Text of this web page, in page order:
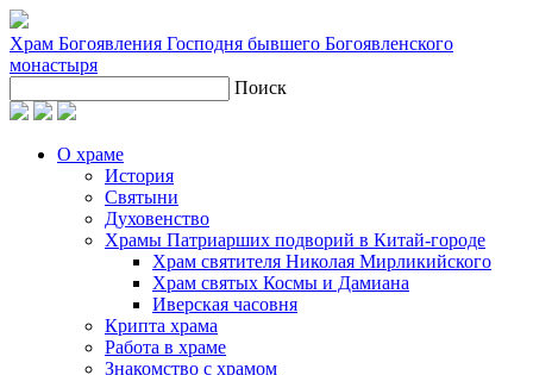
Храм Богоявления Господня бывшего Богоявленского
монастыря
Поиск
О храме
История
Святыни
Духовенство
Храмы Патриарших подворий в Китай-городе
Храм святителя Николая Мирликийского
Храм святых Космы и Дамиана
Иверская часовня
Крипта храма
Работа в храме
Знакомство с храмом